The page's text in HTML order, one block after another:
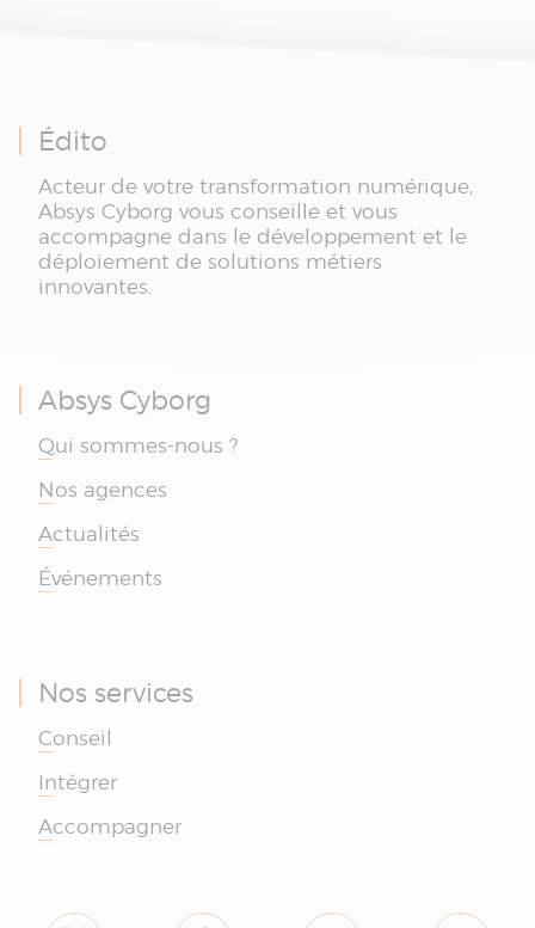
Édito
Acteur de votre transformation numérique,
Absys Cyborg vous conseille et vous
accompagne dans le développement et le
déploiement de solutions métiers
innovantes.
Absys Cyborg
Qui sommes-nous ?
Nos agences
Actualités
Événements
Nos services
Conseil
Intégrer
Accompagner